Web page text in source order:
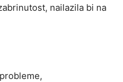
nailazila bi na